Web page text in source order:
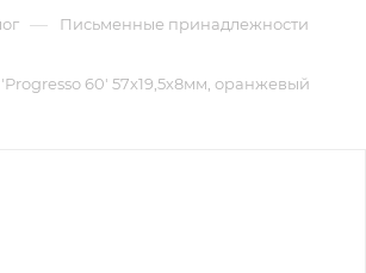
— Письменные принадлежности
60' 57х19,5х8мм, оранжевый